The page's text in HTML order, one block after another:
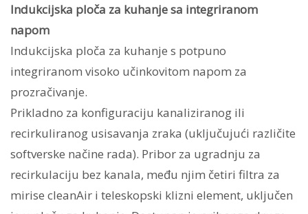
Indukcijska ploča za kuhanje sa integriranom
napom
Indukcijska ploča za kuhanje s potpuno
integriranom visoko učinkovitom napom za
prozračivanje.
Prikladno za konfiguraciju kanaliziranog ili
recirkuliranog usisavanja zraka (uključujući različite
softverske načine rada). Pribor za ugradnju za
recirkulaciju bez kanala, među njim četiri filtra za
mirise cleanAir i teleskopski klizni element, uključen